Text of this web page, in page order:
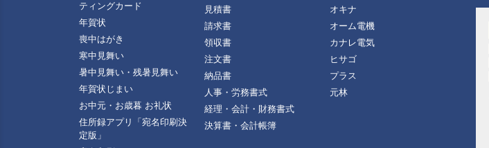
ティングカード
年賀状
喪中はがき
寒中見舞い
暑中見舞い・残暑見舞い
年賀状じまい
お中元・お歳暮 お礼状
住所録アプリ「宛名印刷決
定版」
見積書
請求書
領収書
注文書
納品書
人事・労務書式
経理・会計・財務書式
決算書・会計帳簿
オキナ
オーム電機
カナレ電気
ヒサゴ
プラス
元林